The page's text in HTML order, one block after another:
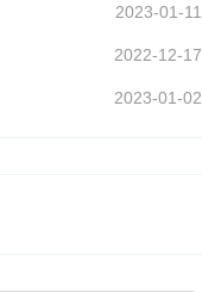
2023-01-11
2022-12-17
2023-01-02